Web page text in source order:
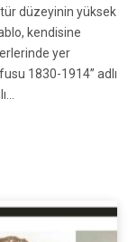
düzeyinin yüksek
kendisine
yer
1830-1914” adlı